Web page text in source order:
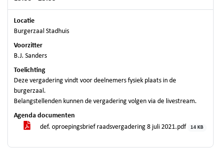
Locatie
Burgerzaal Stadhuis
Voorzitter
B.J. Sanders
Toelichting
Deze vergadering vindt voor deelnemers fysiek plaats in de
burgerzaal.
Belangstellenden kunnen de vergadering volgen via de livestream.
Agenda documenten
def. oproepingsbrief raadsvergadering 8 juli 2021.pdf
14 KB